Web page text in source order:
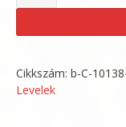
-
Apple
-
landscape
Cikkszám: b-C-
Levelek